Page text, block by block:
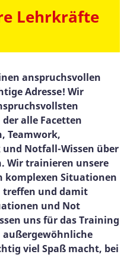
Lehrkräfte
anspruchsvollen
Adresse! Wir
alle Facetten
Teamwork,
Notfall-Wissen über
Wir trainieren unsere
komplexen Situationen
treffen und damit
und Not
uns für das Training
viel Spaß macht, bei